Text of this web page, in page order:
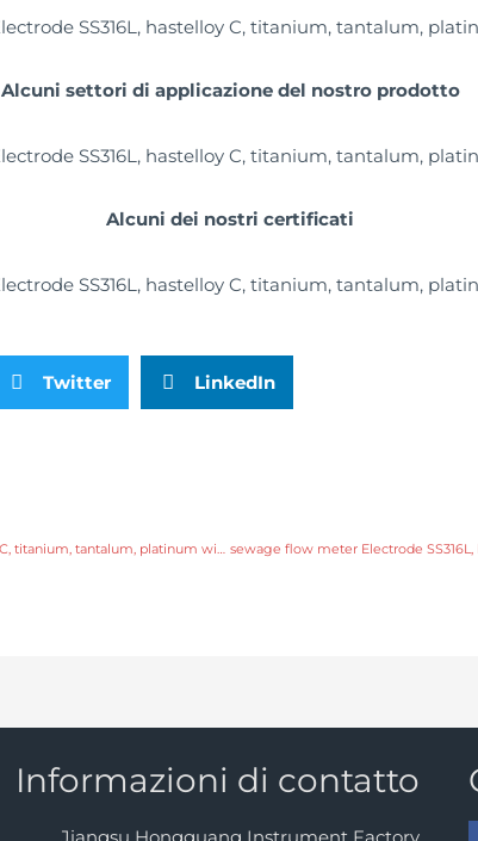
Alcuni settori di applicazione del nostro prodotto
Alcuni dei nostri certificati
Twitter LinkedIn
sewage flow meter Electrode SS316L, hastelloy C, titanium, tantalum, platinum with fast delivery
Informazioni di contatto